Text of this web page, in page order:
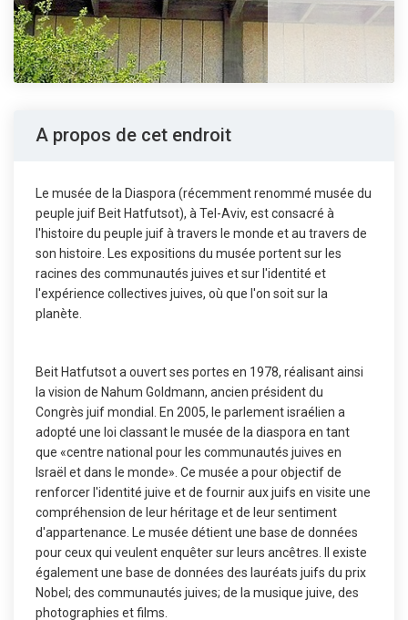
A propos de cet endroit
Le musée de la Diaspora (récemment renommé musée du
peuple juif Beit Hatfutsot), à Tel-Aviv, est consacré à
l'histoire du peuple juif à travers le monde et au travers de
son histoire. Les expositions du musée portent sur les
racines des communautés juives et sur l'identité et
l'expérience collectives juives, où que l'on soit sur la
planète.
Beit Hatfutsot a ouvert ses portes en 1978, réalisant ainsi
la vision de Nahum Goldmann, ancien président du
Congrès juif mondial. En 2005, le parlement israélien a
adopté une loi classant le musée de la diaspora en tant
que «centre national pour les communautés juives en
Israël et dans le monde». Ce musée a pour objectif de
renforcer l'identité juive et de fournir aux juifs en visite une
compréhension de leur héritage et de leur sentiment
d'appartenance. Le musée détient une base de données
pour ceux qui veulent enquêter sur leurs ancêtres. Il existe
également une base de données des lauréats juifs du prix
Nobel; des communautés juives; de la musique juive, des
photographies et films.